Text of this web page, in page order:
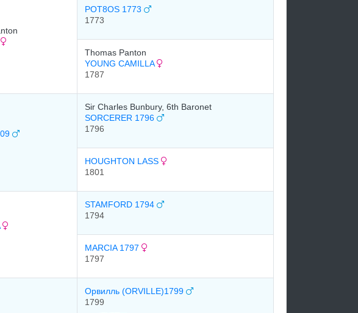
POT8OS 1773
1773
Thomas Panton
YOUNG CAMILLA
1787
Sir Charles Bunbury, 6th Baronet
SORCERER 1796
1796
HOUGHTON LASS
1801
STAMFORD 1794
1794
MARCIA 1797
1797
Орвилль (ORVILLE)1799
1799